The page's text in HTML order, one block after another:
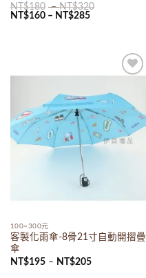
NT$180 –NT$320
NT$160– NT$285
wishlist
100~300元
客製化雨傘-8骨21寸自動開摺疊
傘
NT$195– NT$205